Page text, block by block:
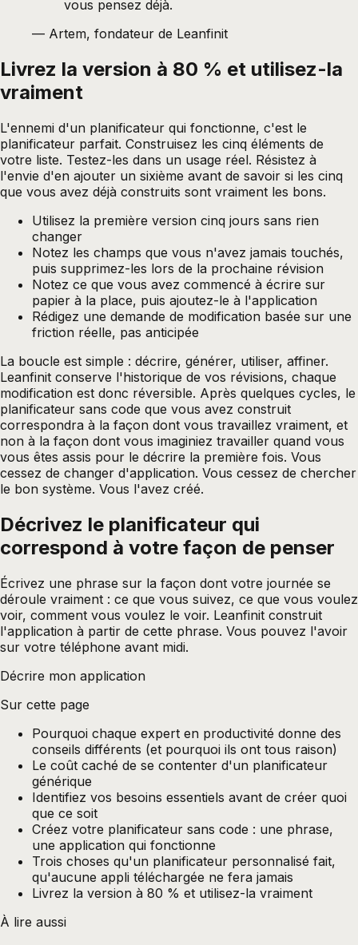
vous pensez déjà.
— Artem, fondateur de Leanfinit
Livrez la version à 80 % et utilisez-la
vraiment
L'ennemi d'un planificateur qui fonctionne, c'est le
planificateur parfait. Construisez les cinq éléments de
votre liste. Testez-les dans un usage réel. Résistez à
l'envie d'en ajouter un sixième avant de savoir si les cinq
que vous avez déjà construits sont vraiment les bons.
Utilisez la première version cinq jours sans rien
changer
Notez les champs que vous n'avez jamais touchés,
puis supprimez-les lors de la prochaine révision
Notez ce que vous avez commencé à écrire sur
papier à la place, puis ajoutez-le à l'application
Rédigez une demande de modification basée sur une
friction réelle, pas anticipée
La boucle est simple : décrire, générer, utiliser, affiner.
Leanfinit conserve l'historique de vos révisions, chaque
modification est donc réversible. Après quelques cycles, le
planificateur sans code que vous avez construit
correspondra à la façon dont vous travaillez vraiment, et
non à la façon dont vous imaginiez travailler quand vous
vous êtes assis pour le décrire la première fois. Vous
cessez de changer d'application. Vous cessez de chercher
le bon système. Vous l'avez créé.
Décrivez le planificateur qui
correspond à votre façon de penser
Écrivez une phrase sur la façon dont votre journée se
déroule vraiment : ce que vous suivez, ce que vous voulez
voir, comment vous voulez le voir. Leanfinit construit
l'application à partir de cette phrase. Vous pouvez l'avoir
sur votre téléphone avant midi.
Décrire mon application
Sur cette page
Pourquoi chaque expert en productivité donne des
conseils différents (et pourquoi ils ont tous raison)
Le coût caché de se contenter d'un planificateur
générique
Identifiez vos besoins essentiels avant de créer quoi
que ce soit
Créez votre planificateur sans code : une phrase,
une application qui fonctionne
Trois choses qu'un planificateur personnalisé fait,
qu'aucune appli téléchargée ne fera jamais
Livrez la version à 80 % et utilisez-la vraiment
À lire aussi